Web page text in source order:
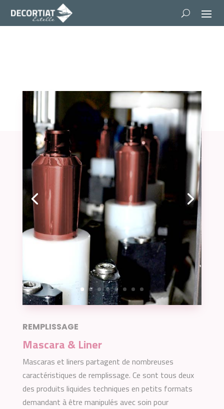
REMPLISSAGE
Mascara & Liner
Mascaras et liners partagent de nombreuses
caractéristiques de remplissage. Ce sont tous deux
des produits liquides techniques en petits formats
demandant à être manipulés avec soin pour